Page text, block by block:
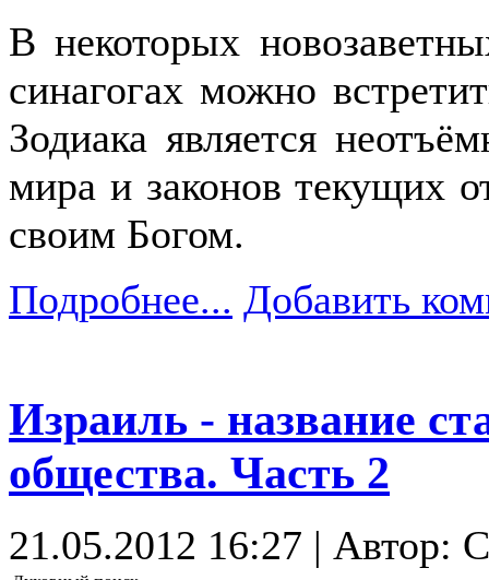
В некоторых
синагогах можно
Зодиака является
мира и законов текущих
своим Богом.
Подробнее... Добавить
Израиль - название
общества. Часть 2
21.05.2012 16:27 | Автор: